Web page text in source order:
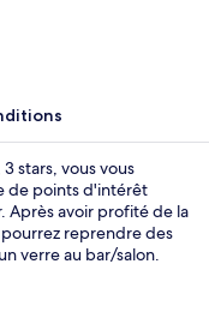
stars, vous vous
de points d'intérêt
Après avoir profité de la
reprendre des
verre au bar/salon.